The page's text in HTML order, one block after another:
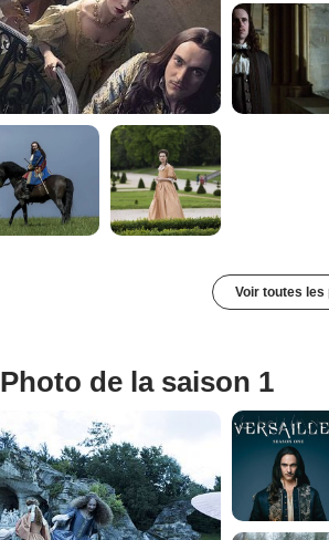
Voir toutes les
Photo de la saison 1